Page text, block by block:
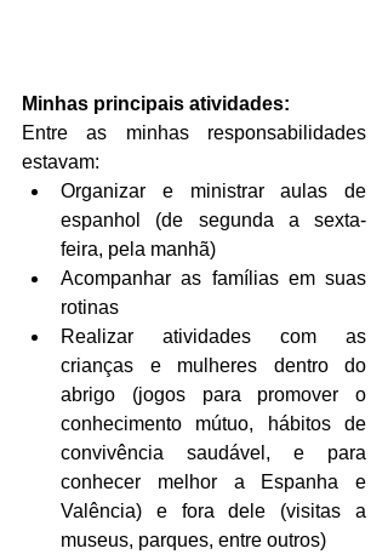
Minhas principais atividades:
Entre as minhas responsabilidades
estavam:
Organizar e ministrar aulas de
espanhol (de segunda a sexta-
feira, pela manhã)
Acompanhar as famílias em suas
rotinas
Realizar atividades com as
crianças e mulheres dentro do
abrigo (jogos para promover o
conhecimento mútuo, hábitos de
convivência saudável, e para
conhecer melhor a Espanha e
Valência) e fora dele (visitas a
museus, parques, entre outros)